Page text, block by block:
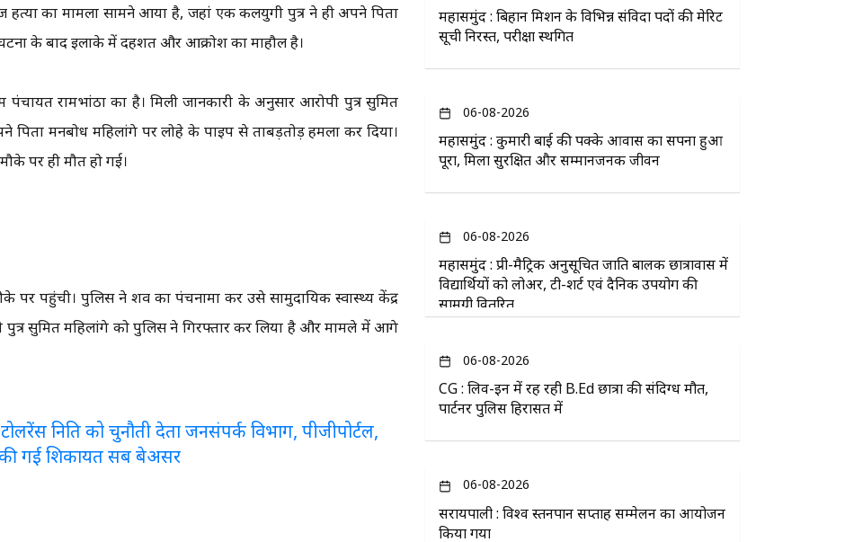
हत्या का मामला सामने आया है, जहां एक कलयुगी पुत्र ने ही अपने पिता
घटना के बाद इलाके में दहशत और आक्रोश का माहौल है।
पंचायत रामभांठा का है। मिली जानकारी के अनुसार आरोपी पुत्र सुमित
पिता मनबोध महिलांगे पर लोहे के पाइप से ताबड़तोड़ हमला कर दिया।
पर ही मौत हो गई।
पर पहुंची। पुलिस ने शव का पंचनामा कर उसे सामुदायिक स्वास्थ्य केंद्र
पुत्र सुमित महिलांगे को पुलिस ने गिरफ्तार कर लिया है और मामले में आगे
टोलरेंस निति को चुनौती देता जनसंपर्क विभाग, पीजीपोर्टल,
गई शिकायत सब बेअसर
महासमुंद : बिहान मिशन के विभिन्न संविदा पदों की मेरिट
सूची निरस्त, परीक्षा स्थगित
06-08-2026
महासमुंद : कुमारी बाई की पक्के आवास का सपना हुआ
पूरा, मिला सुरक्षित और सम्मानजनक जीवन
06-08-2026
महासमुंद : प्री-मैट्रिक अनुसूचित जाति बालक छात्रावास में
विद्यार्थियों को लोअर, टी-शर्ट एवं दैनिक उपयोग की
सामग्री वितरित
06-08-2026
CG : लिव-इन में रह रही B.Ed छात्रा की संदिग्ध मौत,
पार्टनर पुलिस हिरासत में
06-08-2026
सरायपाली : विश्व स्तनपान सप्ताह सम्मेलन का आयोजन
किया गया